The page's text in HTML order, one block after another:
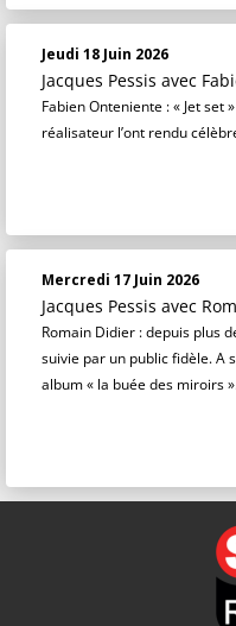
Jeudi 18 Juin 2026
Jacques Pessis avec
Fabien Onteniente : « Jet set
réalisateur l’ont rendu
Mercredi 17 Juin 2026
Jacques Pessis avec
Romain Didier : depuis plus
suivie par un public fidèle. A
album « la buée des miroirs